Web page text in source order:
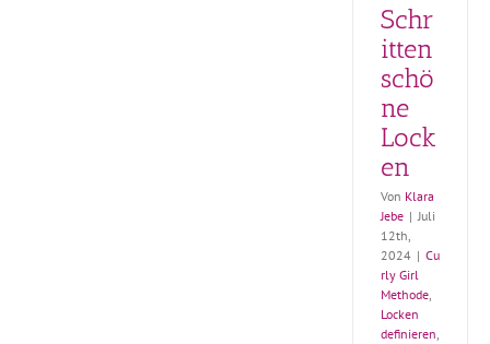
Schr
itten
schö
ne
Lock
en
Von Klara
Jebe | Juli
12th,
2024 | Cu
rly Girl
Methode,
Locken
definieren,